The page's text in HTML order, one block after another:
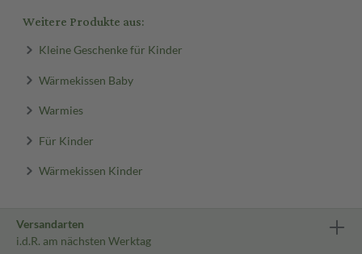
Weitere Produkte aus:
Kleine Geschenke für Kinder
Wärmekissen Baby
Warmies
Für Kinder
Wärmekissen Kinder
Versandarten
i.d.R. am nächsten Werktag